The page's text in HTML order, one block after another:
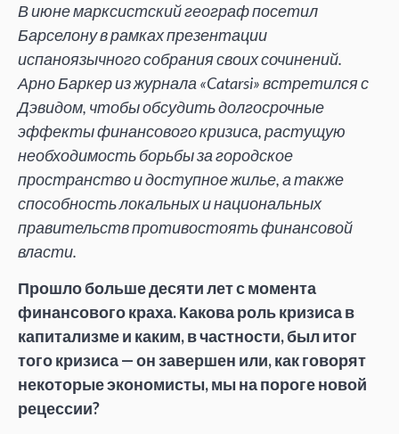
В июне марксистский географ посетил
Барселону в рамках презентации
испаноязычного собрания своих сочинений.
Арно Баркер из журнала «Catarsi» встретился с
Дэвидом, чтобы обсудить долгосрочные
эффекты финансового кризиса, растущую
необходимость борьбы за городское
пространство и доступное жилье, а также
способность локальных и национальных
правительств противостоять финансовой
власти.
Прошло больше десяти лет с момента
финансового краха. Какова роль кризиса в
капитализме и каким, в частности, был итог
того кризиса — он завершен или, как говорят
некоторые экономисты, мы на пороге новой
рецессии?